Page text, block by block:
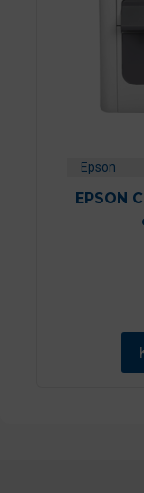
Epson
EPSON